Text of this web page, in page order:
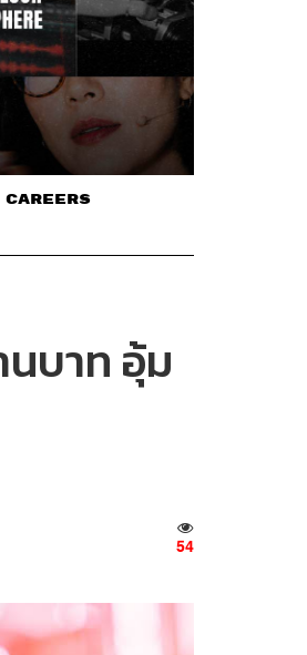
CAREERS
บาท อุ้ม
54